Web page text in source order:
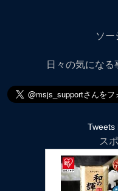
ソー
日々の気にな
Tweets
ス